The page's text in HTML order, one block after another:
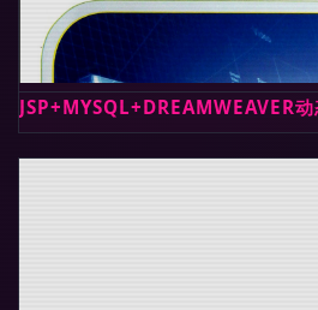
JSP+MYSQL+DREAMWEAVER